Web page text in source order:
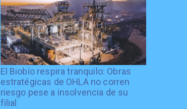
El Biobío respira tranquilo: Obras
estratégicas de OHLA no corren
riesgo pese a insolvencia de su
filial